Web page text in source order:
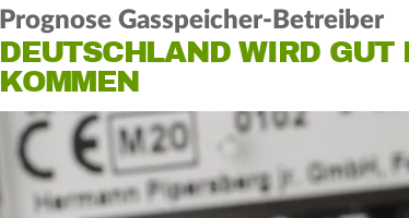
Prognose Gasspeicher-Betreiber
DEUTSCHLAND WIRD GUT
KOMMEN